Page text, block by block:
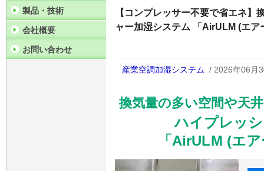
【コンプレッサー不要で省エネ
ャー加湿システム 「AirULM (エア
産業空調加湿システム / 2026年06月
換気量の多い空間や天
ハイプレッ
「AirULM (エ
製品・技術
会社概要
お問い合わせ